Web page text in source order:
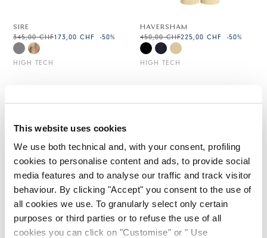
This website uses cookies
We use both technical and, with your consent, profiling
cookies to personalise content and ads, to provide social
media features and to analyse our traffic and track visitor
behaviour. By clicking "Accept" you consent to the use of
all cookies we use. To granularly select only certain
purposes or third parties or to refuse the use of all
cookies you can click on "Customise" or " Use
SIRE
HIGH TECH
345,00 CHF173,00 CHF -50%
HAVERSHAM
HIGH TECH
450,00 CHF225,00 CHF -50%